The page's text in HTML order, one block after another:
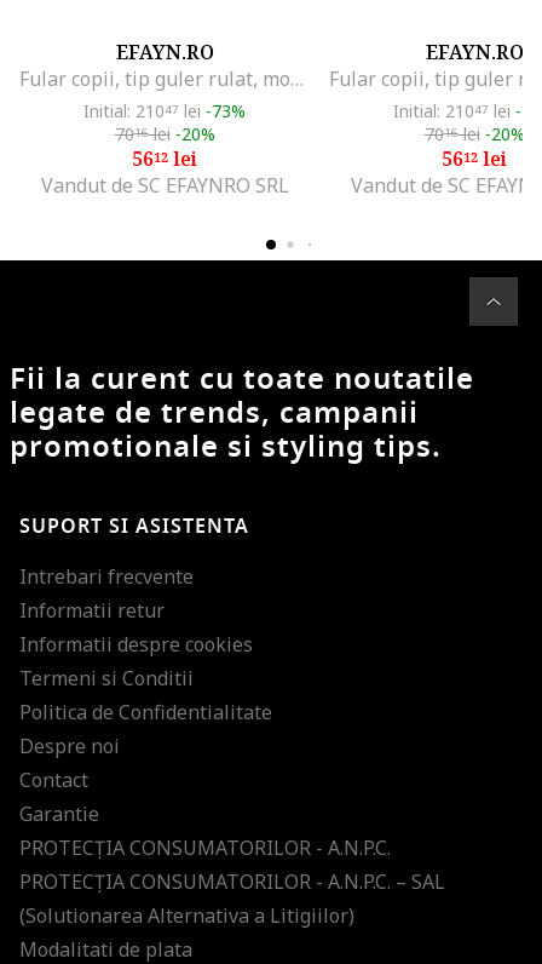
EFAYN.RO
Fular copii, tip guler rulat, model girafa, EFAYN, Galben
Initial: 21047 lei -73%
7016lei -20%
5612 lei
Vandut de SC EFAYNRO SRL
EFAYN.RO
Initial: 21047 lei -
7016lei -20%
5612 lei
Vandut de SC
Fii la curent cu toate noutatile
legate de trends, campanii
promotionale si styling tips.
SUPORT SI ASISTENTA
Intrebari frecvente
Informatii retur
Informatii despre cookies
Termeni si Conditii
Politica de Confidentialitate
Despre noi
Contact
Garantie
PROTECŢIA CONSUMATORILOR - A.N.P.C.
PROTECŢIA CONSUMATORILOR - A.N.P.C. – SAL
(Solutionarea Alternativa a Litigiilor)
Modalitati de plata